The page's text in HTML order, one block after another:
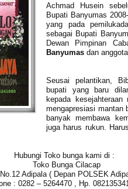
Achmad Husein
Bupati Banyumas
yang pada
sebagai Bupati
Dewan Pimpinan
Banyumas dan
Seusai pelantikan,
bupati yang baru
kepada
mengapresiasi mantan
banyak membawa
juga harus rukun.
Hubungi Toko bunga kami di :
Toko Bunga Cilacap
Adipala ( Depan POLSEK
: 0282 – 5264470 , Hp.